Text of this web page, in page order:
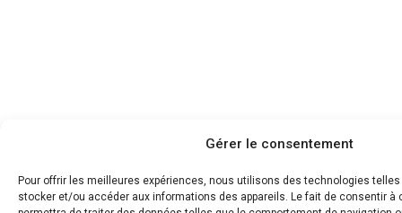
Gérer le consentement
Pour offrir les meilleures expériences, nous utilisons des technologies
stocker et/ou accéder aux informations des appareils. Le fait de consentir à